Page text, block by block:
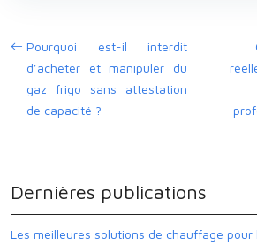
Pourquoi est-il interdit
d’acheter et manipuler du
gaz frigo sans attestation
de capacité ?
Dernières publications
Les meilleures solutions de chauffage pour